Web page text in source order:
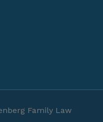
Family Law